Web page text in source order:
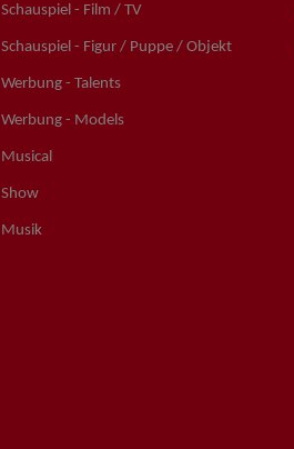
Schauspiel - Film / TV
Schauspiel - Figur / Puppe / Objekt
Werbung - Talents
Werbung - Models
Musical
Show
Musik